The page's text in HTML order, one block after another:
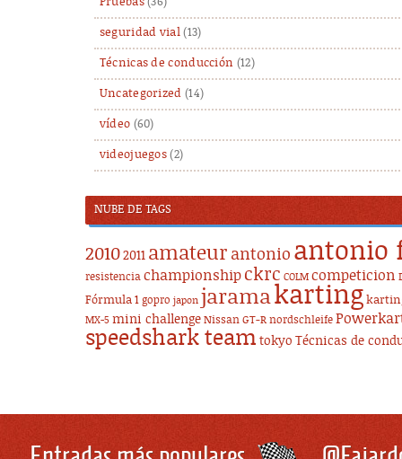
seguridad vial(13)
Técnicas de conducción (12)
Uncategorized (14)
vídeo (60)
videojuegos (2)
NUBE DE TAGS
20102011 amateur antonio antonio
resistencia championship ckrc COLM competicion
Fórmula 1 gopro japon jaramakarting
MX-5 mini challenge Nissan GT-R nordschleife
speedshark team tokyo Técnicas de